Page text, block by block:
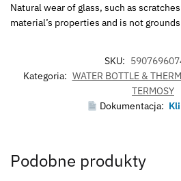
Natural wear of glass, such as
material’s properties and is not
SKU:
Kategoria: WATER BOTTLE &
TERMOSY
Dokumentacja:
Podobne produkty